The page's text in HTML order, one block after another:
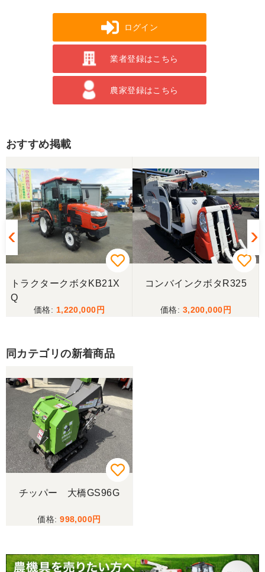
ログイン
業者登録はこちら
農家登録はこちら
おすすめ掲載
トラクタークボタKB21X
Q
1,220,000
コンバインクボタR325
3,200,000
同カテゴリの新着商品
チッパー 大橋GS96G
998,000